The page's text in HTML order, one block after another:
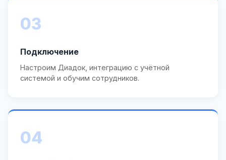
03
Подключение
Настроим Диадок, интеграцию с учётной
системой и обучим сотрудников.
04